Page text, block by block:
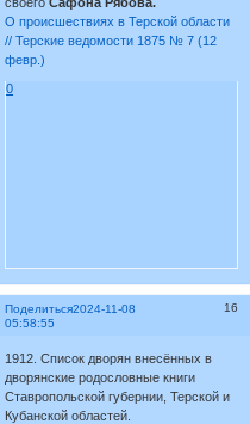
О происшествиях в Терской области
// Терские ведомости 1875 № 7 (12
февр.)
0
Поделиться 16
2024-11-08
05:58:55
1912. Список дворян внесённых в
дворянские родословные книги
Ставропольской губернии, Терской и
Кубанской областей.